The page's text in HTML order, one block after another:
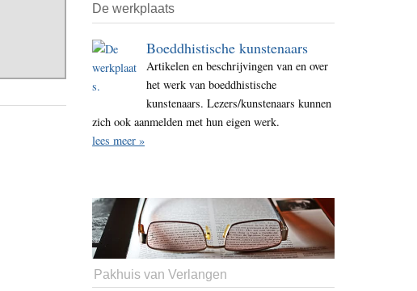
De werkplaats
Boeddhistische kunstenaars
Artikelen en beschrijvingen van en over
het werk van boeddhistische
kunstenaars. Lezers/kunstenaars kunnen
zich ook aanmelden met hun eigen werk.
lees meer »
Pakhuis van Verlangen